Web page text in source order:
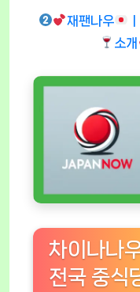
재팬나우
소개
차이나나
전국 중식